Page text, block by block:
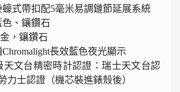
帶扣配5毫米易調鏈節延展系統
鑲鑽石
，鑲鑽石
長效藍色夜光顯示
台精密時計認證：瑞士天文台認
力士認證（機芯裝進錶殼後）